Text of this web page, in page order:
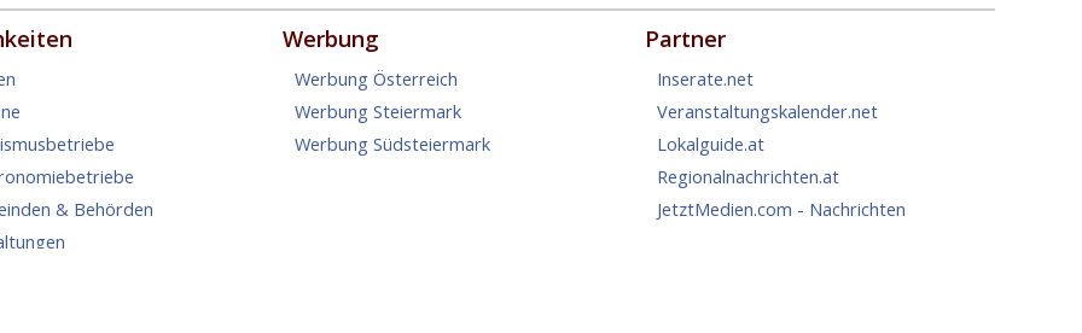
& Behörden
Werbung
Werbung Österreich
Werbung Steiermark
Werbung Südsteiermark
Partner
Inserate.net
Veranstaltungskalender.net
Lokalguide.at
Regionalnachrichten.at
JetztMedien.com - Nachrichten